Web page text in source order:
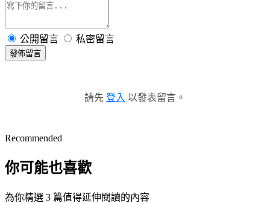
公開留言 私密留言
發佈留言
請先 登入 以發表留言。
Recommended
你可能也喜歡
為你精選 3 篇值得延伸閱讀的內容